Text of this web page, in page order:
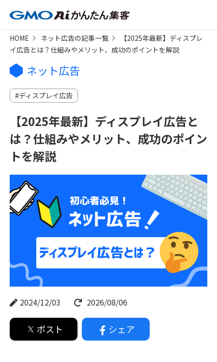
HOME ネット広告の記事一覧
【2025年最新】ディスプレ
イ広告とは？仕組みやメリット、成功のポイントを解説
ネット広告
ディスプレイ広告
【2025年最新】ディスプレイ広告と
は？仕組みやメリット、成功のポイン
トを解説
2024/12/03 2026/08/06
ポスト シェア